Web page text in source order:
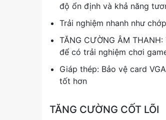
độ ổn định và khả năng
Trải nghiệm nhanh như
TĂNG CƯỜNG ÂM
để có trải nghiệm chơi
Giáp thép: Bảo vệ card
tốt hơn
TĂNG CƯỜNG CỐT LÕI